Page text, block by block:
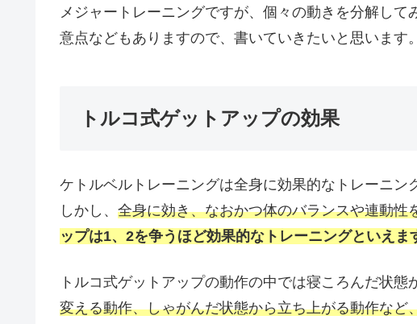
メジャートレーニングですが、個々の動きを分解し
意点などもありますので、書いていきたいと思います。
トルコ式ゲットアップの効果
ケトルベルトレーニングは全身に効果的なトレーニン
しかし、 全身に効き、なおかつ体のバランスや連動性
ップは1、2を争うほど効果的なトレーニングといえま
トルコ式ゲットアップの動作の中では寝ころんだ状態
変える動作、しゃがんだ状態から立ち上がる動作な